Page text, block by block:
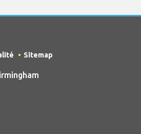
Sitemap